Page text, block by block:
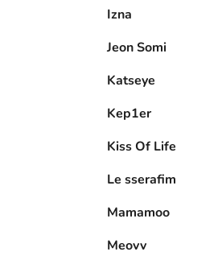
Izna
Jeon Somi
Katseye
Kep1er
Kiss Of Life
Le sserafim
Mamamoo
Meovv